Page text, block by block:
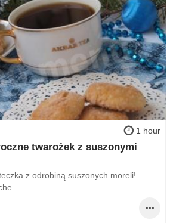
1 hour
twarożek z suszonymi
z odrobiną suszonych moreli!